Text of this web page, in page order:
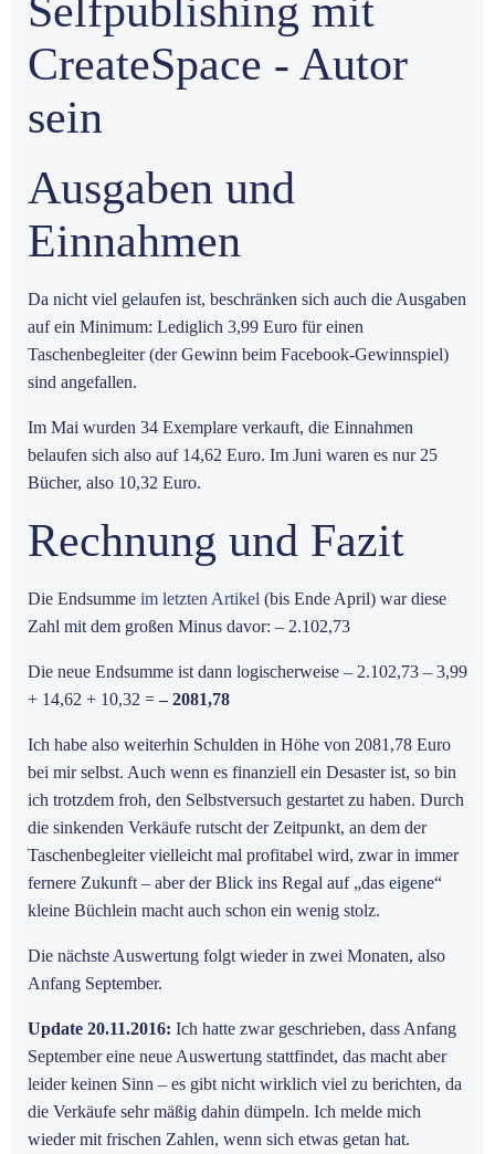
Ausgaben und
Einnahmen
Da nicht viel gelaufen ist, beschränken sich auch die Ausgaben
auf ein Minimum: Lediglich 3,99 Euro für einen
Taschenbegleiter (der Gewinn beim Facebook-Gewinnspiel)
sind angefallen.
Im Mai wurden 34 Exemplare verkauft, die Einnahmen
belaufen sich also auf 14,62 Euro. Im Juni waren es nur 25
Bücher, also 10,32 Euro.
Rechnung und Fazit
Die Endsumme im letzten Artikel (bis Ende April) war diese
Zahl mit dem großen Minus davor: – 2.102,73
Die neue Endsumme ist dann logischerweise – 2.102,73 – 3,99
+ 14,62 + 10,32 =– 2081,78
Ich habe also weiterhin Schulden in Höhe von 2081,78 Euro
bei mir selbst. Auch wenn es finanziell ein Desaster ist, so bin
ich trotzdem froh, den Selbstversuch gestartet zu haben. Durch
die sinkenden Verkäufe rutscht der Zeitpunkt, an dem der
Taschenbegleiter vielleicht mal profitabel wird, zwar in immer
fernere Zukunft – aber der Blick ins Regal auf „das eigene“
kleine Büchlein macht auch schon ein wenig stolz.
Die nächste Auswertung folgt wieder in zwei Monaten, also
Anfang September.
Update 20.11.2016: Ich hatte zwar geschrieben, dass Anfang
September eine neue Auswertung stattfindet, das macht aber
leider keinen Sinn – es gibt nicht wirklich viel zu berichten, da
die Verkäufe sehr mäßig dahin dümpeln. Ich melde mich
wieder mit frischen Zahlen, wenn sich etwas getan hat.